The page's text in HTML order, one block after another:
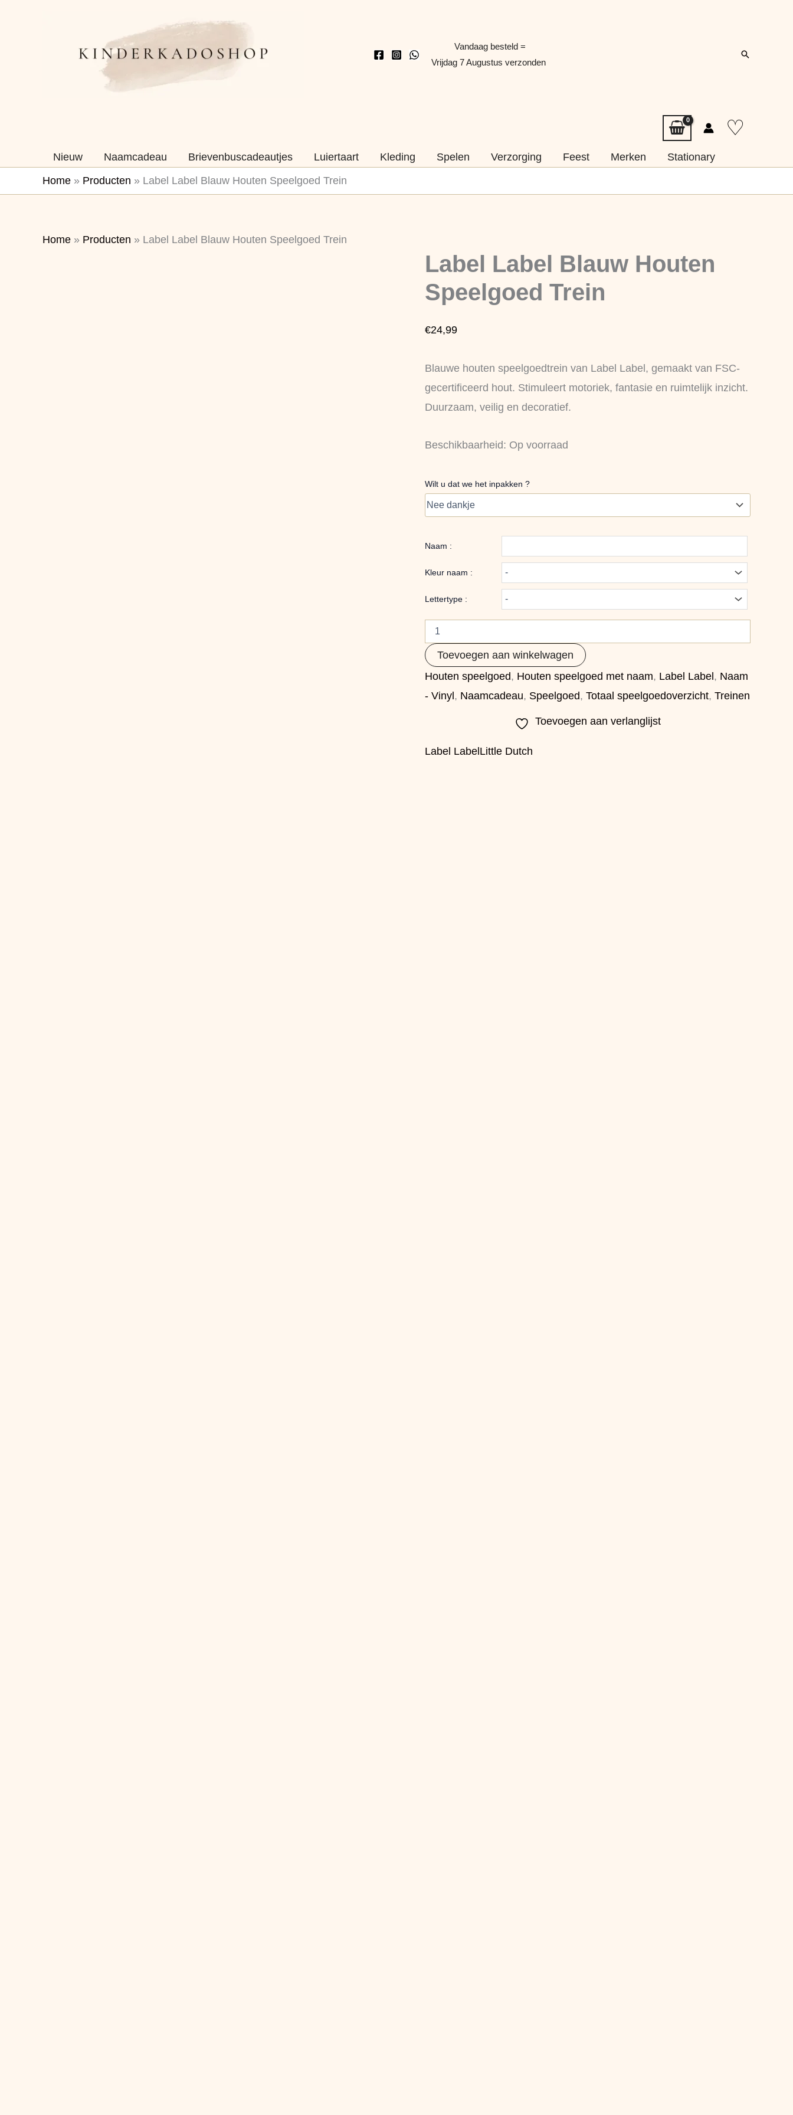
Vandaag besteld =
Vrijdag 7 Augustus verzonden
Zoeken
♡
Nieuw Naamcadeau Brievenbuscadeautjes Luiertaart Kleding Spelen Verzorging Feest Merken
Stationary
Home » Producten » Label Label Blauw Houten Speelgoed Trein
Home » Producten » Label Label Blauw Houten Speelgoed Trein
Label Label Blauw Houten
Speelgoed Trein
€24,99
Blauwe houten speelgoedtrein van Label Label, gemaakt van FSC-
gecertificeerd hout. Stimuleert motoriek, fantasie en ruimtelijk inzicht.
Duurzaam, veilig en decoratief.
Beschikbaarheid: Op voorraad
Wilt u dat we het inpakken ?
Naam :
Kleur naam :
Lettertype :
Blauw
Houten
Speelgoed
Trein
aantal
Toevoegen aan winkelwagen
Houten speelgoed, Houten speelgoed met naam, Label Label, Naam
- Vinyl, Naamcadeau, Speelgoed, Totaal speelgoedoverzicht, Treinen
Toevoegen aan verlanglijst
Label LabelLittle Dutch